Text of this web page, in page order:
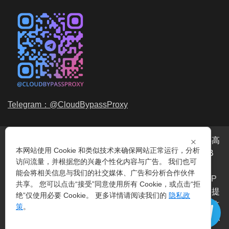
Telegram：@CloudBypassProxy
代理服务提供商，我们提供高
品质、永不过期的动态代理IP池流量包，价格最低2元/GB
起。我们的IP资源包括超过3.5亿的动态住宅IP和机房IP，
覆盖全球200多个国家。支持HTTP代理IP 和 Socks5代理IP
协议，IP可用率超过99%。购买我们的服务即可享受穿云提
供的
指纹
、爬虫抓取、电商系统、网络测试、SEO等。穿云
×
本网站使用 Cookie 和类似技术来确保网站正常运行，分析
访问流量，并根据您的兴趣个性化内容与广告。 我们也可
能会将相关信息与我们的社交媒体、广告和分析合作伙伴
共享。 您可以点击“接受”同意使用所有 Cookie，或点击“拒
绝”仅使用必要 Cookie。 更多详情请阅读我们的 隐私政
策。